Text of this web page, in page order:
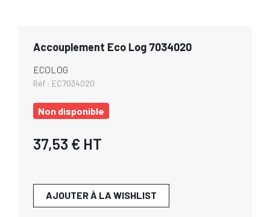
Accouplement Eco Log 7034020
ECOLOG
Réf : EC7034020
Non disponible
37,53 € HT
AJOUTER À LA WISHLIST